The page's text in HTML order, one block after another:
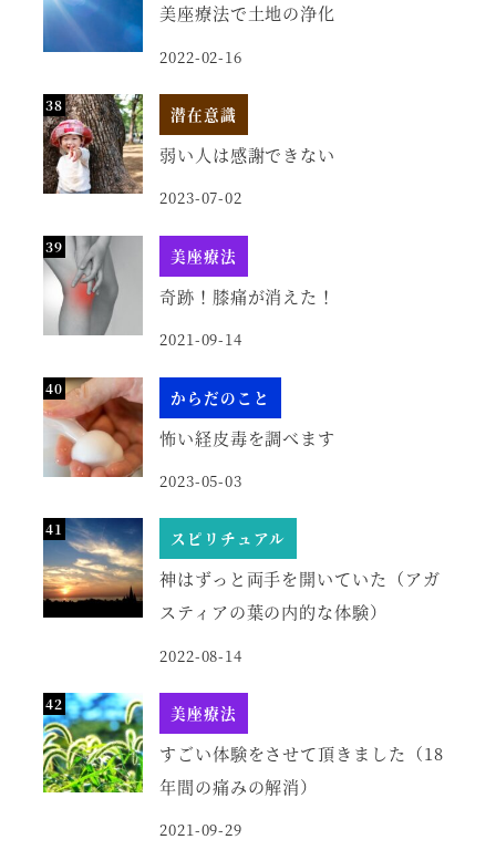
美座療法で土地の浄化
2022-02-16
潜在意識
弱い人は感謝できない
2023-07-02
美座療法
奇跡！膝痛が消えた！
2021-09-14
からだのこと
怖い経皮毒を調べます
2023-05-03
スピリチュアル
神はずっと両手を開いていた（アガ
スティアの葉の内的な体験）
2022-08-14
美座療法
すごい体験をさせて頂きました（18
年間の痛みの解消）
2021-09-29